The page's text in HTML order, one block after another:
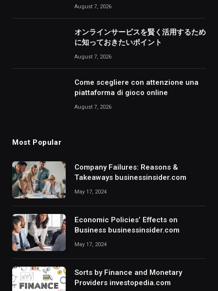
August 7, 2026
オンラインサービスを賢く活用するため
に知っておきたいポイント
August 7, 2026
Come scegliere con attenzione una
piattaforma di gioco online
August 7, 2026
Most Popular
Company Failures: Reasons &
Takeaways businessinsider.com
May 17, 2024
Economic Policies’ Effects on
Business businessinsider.com
May 17, 2024
Sorts by Finance and Monetary
Providers investopedia.com